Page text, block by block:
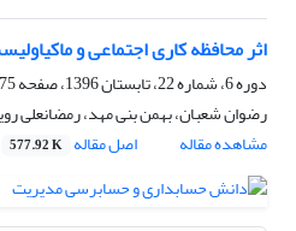
اثر محافظه کاری اجتماعی و
دوره 6، شماره 22، تابستان 1396، صفحه
75-86
رضوان شعبان، بهمن بنی مهد، رمضانعلی
مشاهده مقاله
اصل مقاله 577.92 K